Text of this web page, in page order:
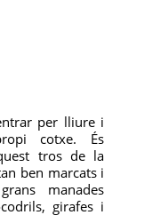
per lliure i
cotxe. És
tros de la
ben marcats i
manades
girafes i